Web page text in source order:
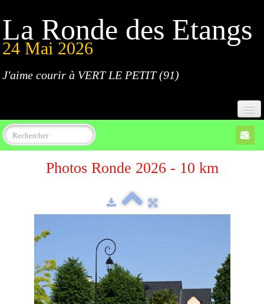
La Ronde des Etangs
24 Mai 2026
J'aime courir à VERT LE PETIT (91)
Accueil
Programme
Parcours
Résultats
Devenez bénévoles
Photos Ronde 2026 - 10 km